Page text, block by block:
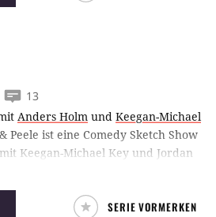
in eine ausschließlich von
13
Anders Holm und Keegan-Michael
Peele ist eine Comedy Sketch Show
Keegan-Michael Key und Jordan
Sketche beschäftigen sich meist
Kultur.
SERIE VORMERKEN